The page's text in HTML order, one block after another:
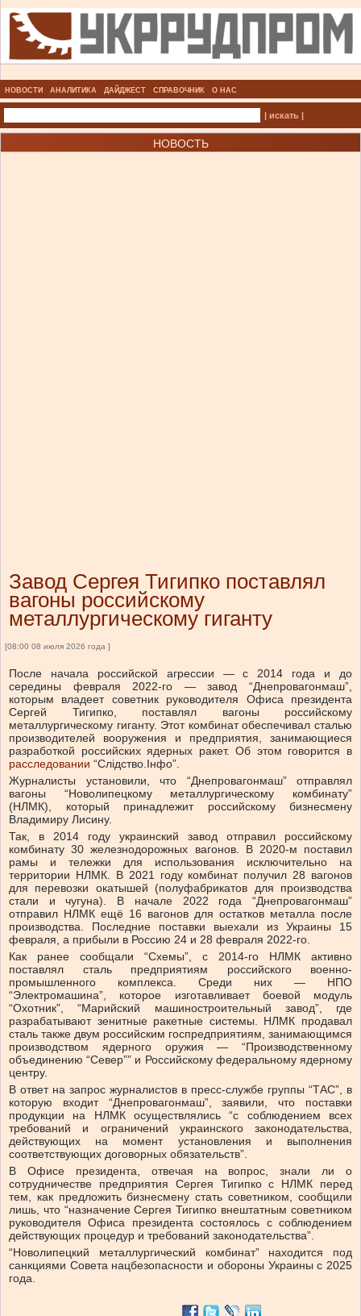
НОВОСТИ АНАЛИТИКА ДАЙДЖЕСТ СПРАВОЧНИК О НАС
| искать |
НОВОСТЬ
Завод Сергея Тигипко поставлял
вагоны российскому
металлургическому гиганту
[08:00 08 июля 2026 года ]
После начала российской агрессии — с 2014 года и до
середины февраля 2022-го — завод “Днепровагонмаш”,
которым владеет советник руководителя Офиса президента
Сергей Тигипко, поставлял вагоны российскому
металлургическому гиганту. Этот комбинат обеспечивал сталью
производителей вооружения и предприятия, занимающиеся
разработкой российских ядерных ракет. Об этом говорится в
расследовании “Слідство.Інфо”.
Журналисты установили, что “Днепровагонмаш” отправлял
вагоны “Новолипецкому металлургическому комбинату”
(НЛМК), который принадлежит российскому бизнесмену
Владимиру Лисину.
Так, в 2014 году украинский завод отправил российскому
комбинату 30 железнодорожных вагонов. В 2020-м поставил
рамы и тележки для использования исключительно на
территории НЛМК. В 2021 году комбинат получил 28 вагонов
для перевозки окатышей (полуфабрикатов для производства
стали и чугуна). В начале 2022 года “Днепровагонмаш”
отправил НЛМК ещё 16 вагонов для остатков металла после
производства. Последние поставки выехали из Украины 15
февраля, а прибыли в Россию 24 и 28 февраля 2022-го.
Как ранее сообщали “Схемы”, с 2014-го НЛМК активно
поставлял сталь предприятиям российского военно-
промышленного комплекса. Среди них — НПО
“Электромашина”, которое изготавливает боевой модуль
“Охотник”, “Марийский машиностроительный завод”, где
разрабатывают зенитные ракетные системы. НЛМК продавал
сталь также двум российским госпредприятиям, занимающимся
производством ядерного оружия — “Производственному
объединению “Север”” и Российскому федеральному ядерному
центру.
В ответ на запрос журналистов в пресс-службе группы “ТАС”, в
которую входит “Днепровагонмаш”, заявили, что поставки
продукции на НЛМК осуществлялись “с соблюдением всех
требований и ограничений украинского законодательства,
действующих на момент установления и выполнения
соответствующих договорных обязательств”.
В Офисе президента, отвечая на вопрос, знали ли о
сотрудничестве предприятия Сергея Тигипко с НЛМК перед
тем, как предложить бизнесмену стать советником, сообщили
лишь, что “назначение Сергея Тигипко внештатным советником
руководителя Офиса президента состоялось с соблюдением
действующих процедур и требований законодательства”.
“Новолипецкий металлургический комбинат” находится под
санкциями Совета нацбезопасности и обороны Украины с 2025
года.